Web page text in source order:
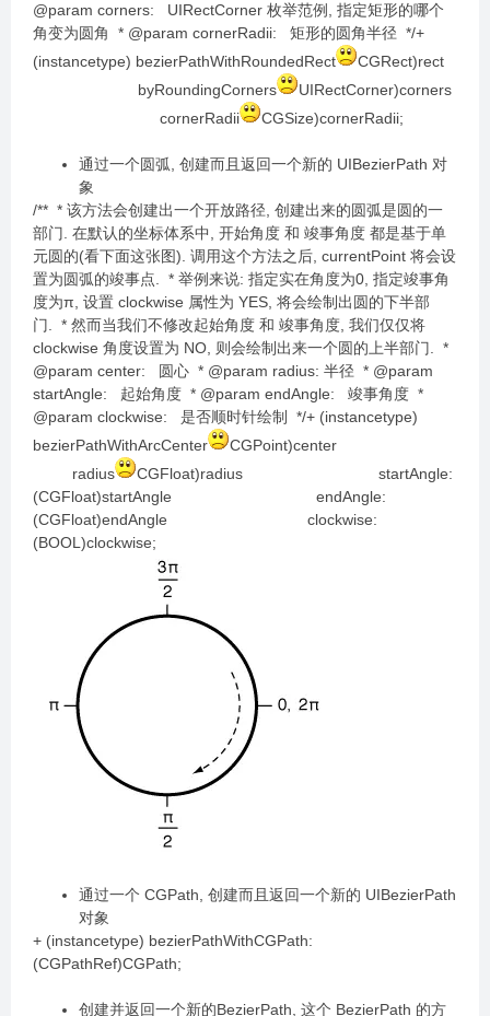
@param corners: UIRectCorner 枚举范例, 指定矩形的哪个
角变为圆角 * @param cornerRadii: 矩形的圆角半径 */+
(instancetype) bezierPathWithRoundedRect
CGRect)rect
byRoundingCorners
UIRectCorner)corners
cornerRadii
CGSize)cornerRadii;
通过一个圆弧, 创建而且返回一个新的 UIBezierPath 对
象
/** * 该方法会创建出一个开放路径, 创建出来的圆弧是圆的一
部门. 在默认的坐标体系中, 开始角度 和 竣事角度 都是基于单
元圆的(看下面这张图). 调用这个方法之后, currentPoint 将会设
置为圆弧的竣事点. * 举例来说: 指定实在角度为0, 指定竣事角
度为π, 设置 clockwise 属性为 YES, 将会绘制出圆的下半部
门. * 然而当我们不修改起始角度 和 竣事角度, 我们仅仅将
clockwise 角度设置为 NO, 则会绘制出来一个圆的上半部门. *
@param center: 圆心 * @param radius: 半径 * @param
startAngle: 起始角度 * @param endAngle: 竣事角度 *
@param clockwise: 是否顺时针绘制 */+ (instancetype)
bezierPathWithArcCenter
CGPoint)center
radius
CGFloat)radius startAngle:
(CGFloat)startAngle endAngle:
(CGFloat)endAngle clockwise:
(BOOL)clockwise;
通过一个 CGPath, 创建而且返回一个新的 UIBezierPath
对象
+ (instancetype) bezierPathWithCGPath:
(CGPathRef)CGPath;
创建并返回一个新的BezierPath, 这个 BezierPath 的方